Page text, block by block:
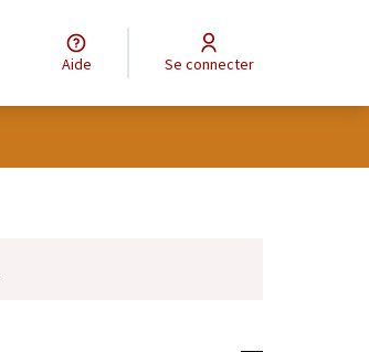
Aide Se connecter